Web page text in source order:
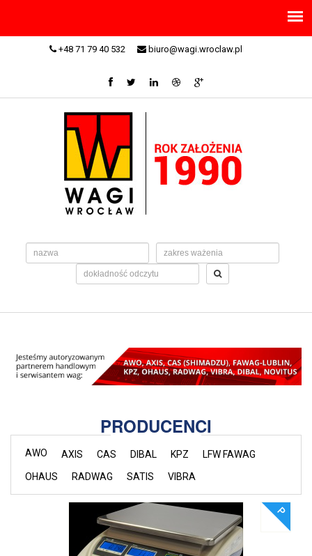
+48 71 79 40 532 biuro@wagi.wroclaw.pl
PRODUCENCI
AWO AXIS CAS DIBAL KPZ
LFW FAWAG
OHAUS
RADWAG SATIS VIBRA